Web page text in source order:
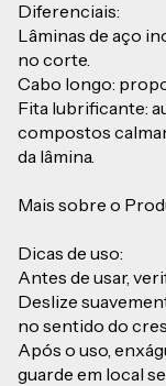
Diferenciais:
Lâminas de aço
no corte.
Cabo longo:
Fita lubrificante:
compostos
da lâmina.
Mais sobre o
Dicas de uso:
Antes de usar,
Deslize
no sentido do
Após o uso,
guarde em local